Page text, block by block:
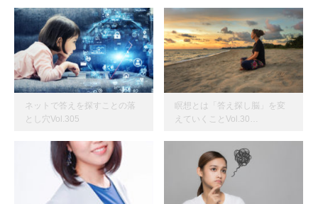
ネットで答えを探すことの落
とし穴Vol.305
瞑想とは「答え探し脳」を変
えていくことVol.30…